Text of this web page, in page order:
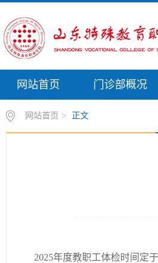
网站首页 门诊部概况
网站首页 > 正文
2025年度教职工体检时间定